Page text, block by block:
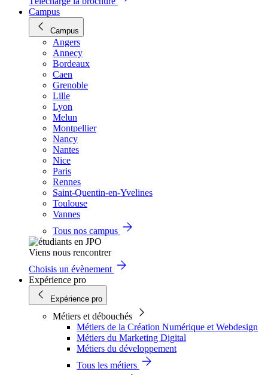
Campus
Campus
Angers
Annecy
Bordeaux
Caen
Grenoble
Lille
Lyon
Melun
Montpellier
Nancy
Nantes
Nice
Paris
Rennes
Saint-Quentin-en-Yvelines
Toulouse
Vannes
Tous nos campus
Viens nous rencontrer
Choisis un évènement
Expérience pro
Expérience pro
Métiers et débouchés
Métiers de la Création Numérique et Webdesign
Métiers du Marketing Digital
Métiers du développement
Tous les métiers